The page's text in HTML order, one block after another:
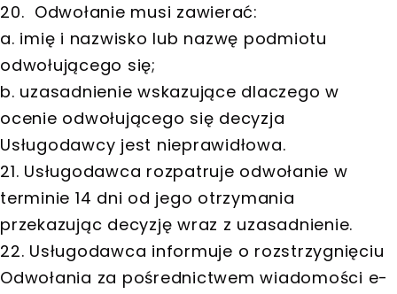
20. Odwołanie musi zawierać:
a. imię i nazwisko lub nazwę podmiotu
odwołującego się;
b. uzasadnienie wskazujące dlaczego w
ocenie odwołującego się decyzja
Usługodawcy jest nieprawidłowa.
21. Usługodawca rozpatruje odwołanie w
terminie 14 dni od jego otrzymania
przekazując decyzję wraz z uzasadnienie.
22. Usługodawca informuje o rozstrzygnięciu
Odwołania za pośrednictwem wiadomości e-